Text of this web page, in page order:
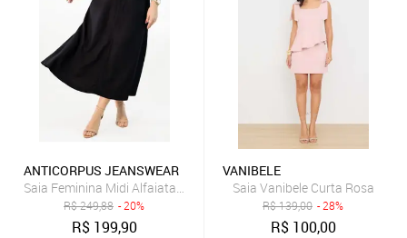
ANTICORPUS JEANSWEAR
Saia Feminina Midi Alfaiataria Amarração Bolso Cintura Alta
R$249,88 - 20%
R$ 199,90
VANIBELE
Saia Vanibele Curta Rosa
R$139,00 - 28%
R$ 100,00